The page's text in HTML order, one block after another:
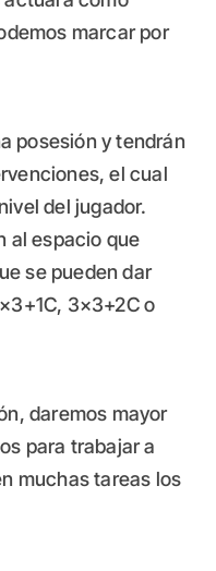
marcar por
posesión y tendrán
el cual
del jugador.
al espacio que
se pueden dar
3×3+2C o
daremos mayor
para trabajar a
muchas tareas los